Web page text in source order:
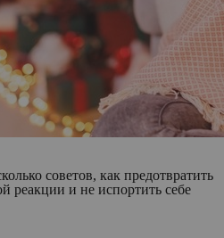
советов, как предотвратить
реакции и не испортить себе